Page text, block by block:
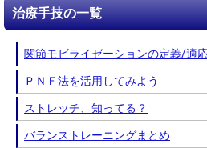
治療手技の一覧
関節モビライゼーションの定義/適
ＰＮＦ法を活用してみよう
ストレッチ、知ってる？
バランストレーニングまとめ